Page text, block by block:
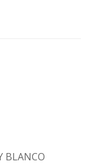
BLANCO